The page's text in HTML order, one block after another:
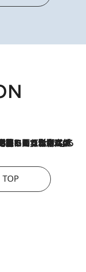
いる」ホルムズ海峡封鎖による影響はいつまで続く？《エネルギー専門家に聞く“どうなる日本の暮らし”》